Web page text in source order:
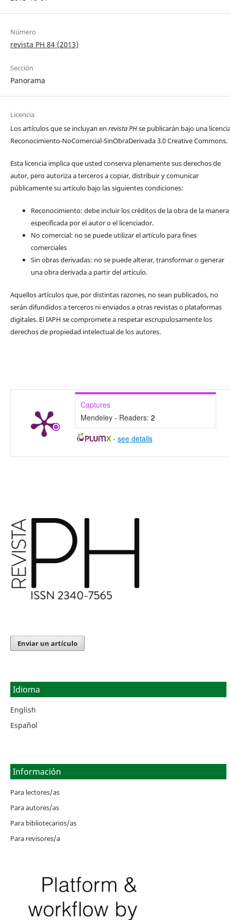
Número
revista PH 84 (2013)
Sección
Panorama
Licencia
Los artículos que se incluyan en revista PHse publicarán bajo una
Reconocimiento-NoComercial-SinObraDerivada 3.0 Creative Commons.
Esta licencia implica que usted conserva plenamente sus derechos de
autor, pero autoriza a terceros a copiar, distribuir y comunicar
públicamente su artículo bajo las siguientes condiciones:
Reconocimiento: debe incluir los créditos de la obra de la manera
especificada por el autor o el licenciador.
No comercial: no se puede utilizar el artículo para fines
comerciales
Sin obras derivadas: no se puede alterar, transformar o generar
una obra derivada a partir del artículo.
Aquellos artículos que, por distintas razones, no sean publicados, no
serán difundidos a terceros ni enviados a otras revistas o plataformas
digitales. El IAPH se compromete a respetar escrupulosamente los
derechos de propiedad intelectual de los autores.
Captures
Mendeley - Readers: 2
- see details
Enviar un artículo
Idioma
English
Español
Información
Para lectores/as
Para autores/as
Para bibliotecarios/as
Para revisores/a